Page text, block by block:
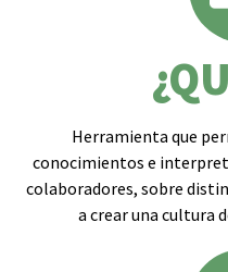
Herramienta que
conocimientos e
colaboradores, sobre
a crear una cultura